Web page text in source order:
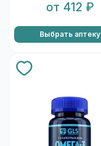
от 412 ₽
Выбрать аптеку